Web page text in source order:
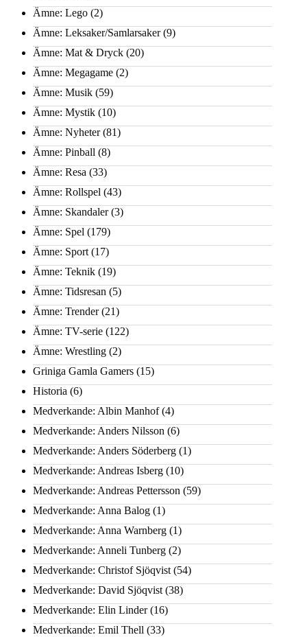
Ämne: Lego (2)
Ämne: Leksaker/Samlarsaker(9)
Ämne: Mat & Dryck (20)
Ämne: Megagame (2)
Ämne: Musik (59)
Ämne: Mystik (10)
Ämne: Nyheter(81)
Ämne: Pinball (8)
Ämne: Resa (33)
Ämne: Rollspel (43)
Ämne: Skandaler(3)
Ämne: Spel (179)
Ämne: Sport (17)
Ämne: Teknik (19)
Ämne: Tidsresan (5)
Ämne: Trender(21)
Ämne: TV-serie (122)
Ämne: Wrestling (2)
Griniga Gamla Gamers (15)
Historia (6)
Medverkande: Albin Manhof(4)
Medverkande: Anders Nilsson (6)
Medverkande: Anders Söderberg (1)
Medverkande: Andreas Isberg (10)
Medverkande: Andreas Pettersson (59)
Medverkande: Anna Balog (1)
Medverkande: Anna Warnberg (1)
Medverkande: Anneli Tunberg (2)
Medverkande: Christof Sjöqvist (54)
Medverkande: David Sjöqvist (38)
Medverkande: Elin Linder(16)
Medverkande: Emil Thell (33)